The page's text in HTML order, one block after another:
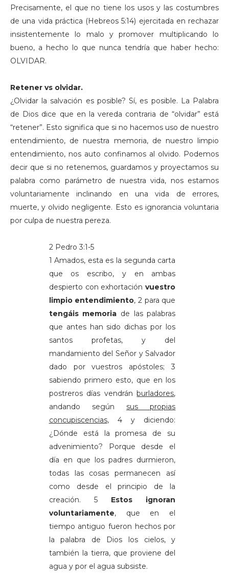
Precisamente, el que no tiene los usos y las costumbres
de una vida práctica (Hebreos 5:14) ejercitada en rechazar
insistentemente lo malo y promover multiplicando lo
bueno, a hecho lo que nunca tendría que haber hecho:
OLVIDAR.
Retener vs olvidar.
¿Olvidar la salvación es posible? Sí, es posible. La Palabra
de Dios dice que en la vereda contraria de “olvidar” está
“retener”. Esto significa que si no hacemos uso de nuestro
entendimiento, de nuestra memoria, de nuestro limpio
entendimiento, nos auto confinamos al olvido. Podemos
decir que si no retenemos, guardamos y proyectamos su
palabra como parámetro de nuestra vida, nos estamos
voluntariamente inclinando en una vida de errores,
muerte, y olvido negligente. Esto es ignorancia voluntaria
por culpa de nuestra pereza.
2 Pedro 3:1-5
1 Amados, esta es la segunda carta
que os escribo, y en ambas
despierto con exhortaciónvuestro
limpio entendimiento, 2 para que
tengáis memoria de las palabras
que antes han sido dichas por los
santos profetas, y del
mandamiento del Señor y Salvador
dado por vuestros apóstoles; 3
sabiendo primero esto, que en los
postreros días vendránburladores,
andando según sus propias
concupiscencias, 4 y diciendo:
¿Dónde está la promesa de su
advenimiento? Porque desde el
día en que los padres durmieron,
todas las cosas permanecen así
como desde el principio de la
creación. 5 Estos ignoran
voluntariamente, que en el
tiempo antiguo fueron hechos por
la palabra de Dios los cielos, y
también la tierra, que proviene del
agua y por el agua subsiste.